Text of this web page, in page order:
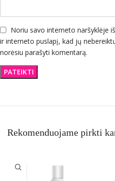
Noriu savo interneto naršyklėje
ir interneto puslapį, kad jų
norėsiu parašyti komentarą.
Rekomenduojame pirkti